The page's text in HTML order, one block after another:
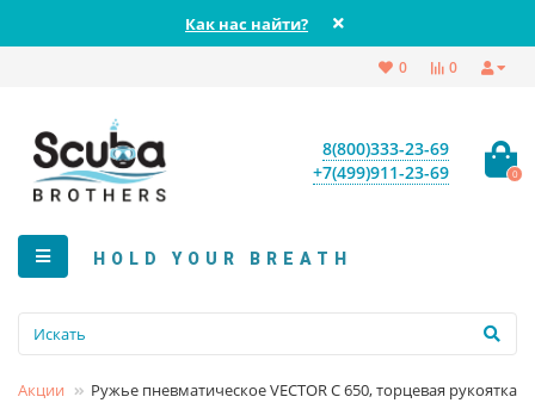
Как нас найти?
0
0
8(800)333-23-69
+7(499)911-23-69
0
HOLD YOUR BREATH
Акции Ружье пневматическое VECTOR C 650, торцевая рукоятка